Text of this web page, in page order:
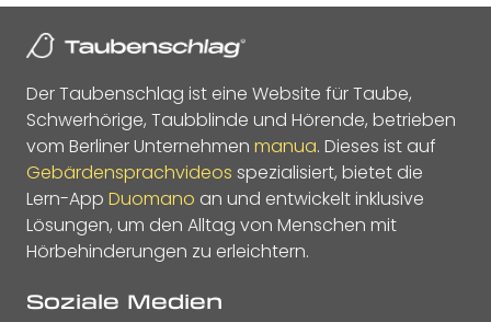
Der Taubenschlag ist eine Website für Taube,
Schwerhörige, Taubblinde und Hörende, betrieben
vom Berliner Unternehmen manua. Dieses ist auf
Gebärdensprachvideos spezialisiert, bietet die
Lern-App Duomano an und entwickelt inklusive
Lösungen, um den Alltag von Menschen mit
Hörbehinderungen zu erleichtern.
Soziale Medien